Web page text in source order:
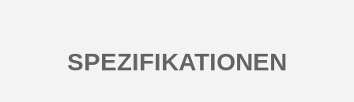
SPEZIFIKATIONEN